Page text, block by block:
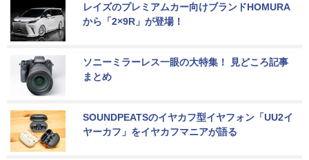
レイズのプレミアムカー向けブランドHOMURA
から「2×9R」が登場！
ソニーミラーレス一眼の大特集！ 見どころ記事
まとめ
SOUNDPEATSのイヤカフ型イヤフォン「UU2イ
ヤーカフ」をイヤカフマニアが語る